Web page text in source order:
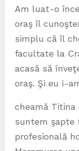
Am luat-o
oraş îl
simplu că îl
facultate la
acasă să
oraş. Şi eu i-
cheamă
suntem şapte
profesională